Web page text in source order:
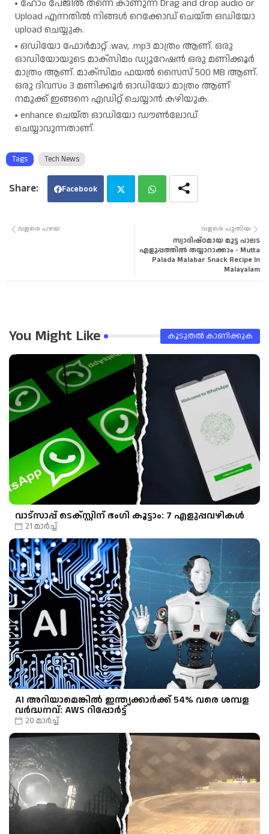
ഹോം പേജിൽ തന്നെ കാണുന്ന Drag and drop audio or
Upload എന്നതിൽ നിങ്ങൾ റെക്കോഡ് ചെയ്ത ഒഡിയോ
upload ചെയ്യുക.
ഒഡിയോ ഫോർമാറ്റ് .wav, .mp3 മാത്രം ആണ്. ഒരു
ഓഡിയോയുടെ മാക്സിമം ഡ്യൂറേഷൻ ഒരു മണിക്കൂർ
മാത്രം ആണ്. മാക്സിമം ഫയൽ സൈസ് 500 MB ആണ്.
ഒരു ദിവസം 3 മണിക്കൂർ ഓഡിയോ മാത്രം ആണ്
നമുക്ക് ഇങ്ങനെ എഡിറ്റ് ചെയ്യാൻ കഴിയുക.
enhance ചെയ്ത ഓഡിയോ ഡൗൺലോഡ്
ചെയ്യാവുന്നതാണ്.
Tags Tech News
Facebook
വളരെ പുതിയ
സ്വാദിഷ്ഠമായ മുട്ട പാലട
എളുപ്പത്തിൽ തയ്യാറാക്കാം - Mutta
Palada Malabar Snack Recipe In
Malayalam
വളരെ പഴയ
You Might Like കൂടുതൽ‍ കാണിക്കുക
വാട്‌സാപ്പ് ടെക്സ്റ്റിന് ഭംഗി കൂട്ടാം: 7 എളുപ്പവഴികൾ
21 മാർച്ച്
AI അറിയാമെങ്കിൽ ഇന്ത്യക്കാർക്ക് 54% വരെ ശമ്പള
വർദ്ധനവ്: AWS റിപ്പോർട്ട്
20 മാർച്ച്